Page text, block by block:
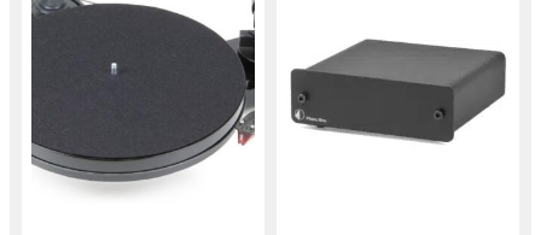
Kokonaissyvyys: 73 mm